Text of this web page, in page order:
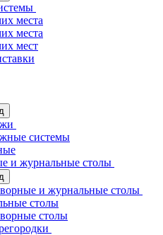
места
места
мест
системы
и журнальные столы
и журнальные столы
столы
столы